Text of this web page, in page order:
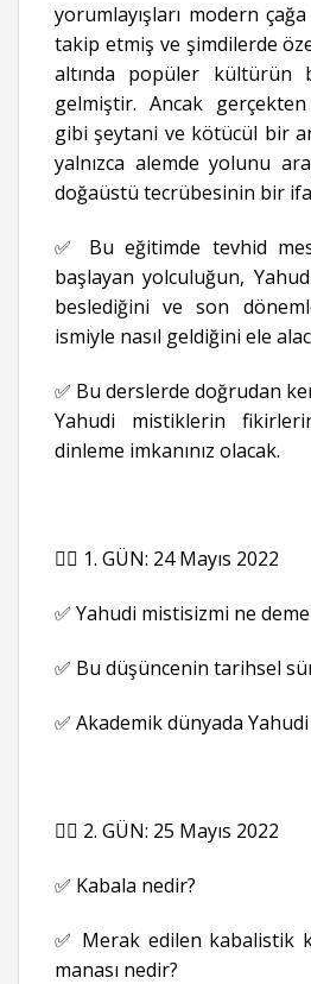
yorumlayışları modern
takip etmiş ve şimdilerde
altında popüler kültürün
gelmiştir. Ancak gerçekten
gibi şeytani ve kötücül bir
yalnızca alemde yolunu
doğaüstü tecrübesinin bir
✅ Bu eğitimde tevhid
başlayan yolculuğun,
beslediğini ve son
ismiyle nasıl geldiğini ele
✅ Bu derslerde doğrudan
Yahudi mistiklerin
dinleme imkanınız olacak.
👉🏻 1. GÜN: 24 Mayıs 2022
✅ Yahudi mistisizmi ne
✅ Bu düşüncenin tarihsel
✅ Akademik dünyada
👉🏻 2. GÜN: 25 Mayıs 2022
✅ Kabala nedir?
✅ Merak edilen kabalistik
manası nedir?